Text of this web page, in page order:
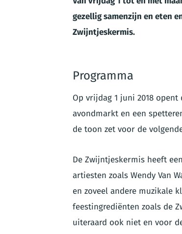
gezellig samenzijn en eten
Zwijntjeskermis.
Programma
Op vrijdag 1 juni 2018
avondmarkt en een
de toon zet voor de
De Zwijntjeskermis heeft
artiesten zoals Wendy Van
en zoveel andere muzikale
feestingrediënten zoals de
uiteraard ook niet en voor